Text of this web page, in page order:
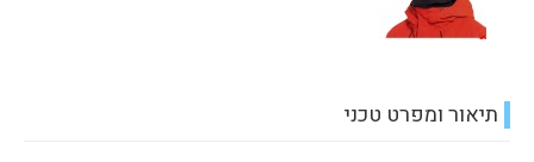
תיאור ומפרט טכני